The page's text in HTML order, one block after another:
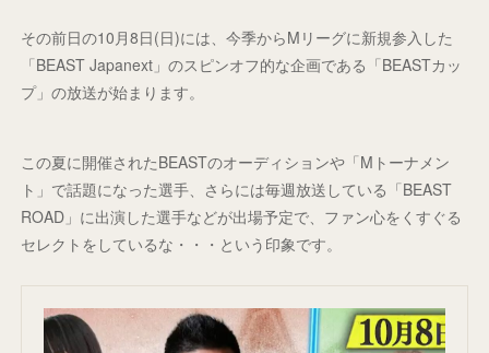
その前日の10月8日(日)には、今季からMリーグに新規参入した
「BEAST Japanext」のスピンオフ的な企画である「BEASTカッ
プ」の放送が始まります。
この夏に開催されたBEASTのオーディションや「Mトーナメン
ト」で話題になった選手、さらには毎週放送している「BEAST
ROAD」に出演した選手などが出場予定で、ファン心をくすぐる
セレクトをしているな・・・という印象です。